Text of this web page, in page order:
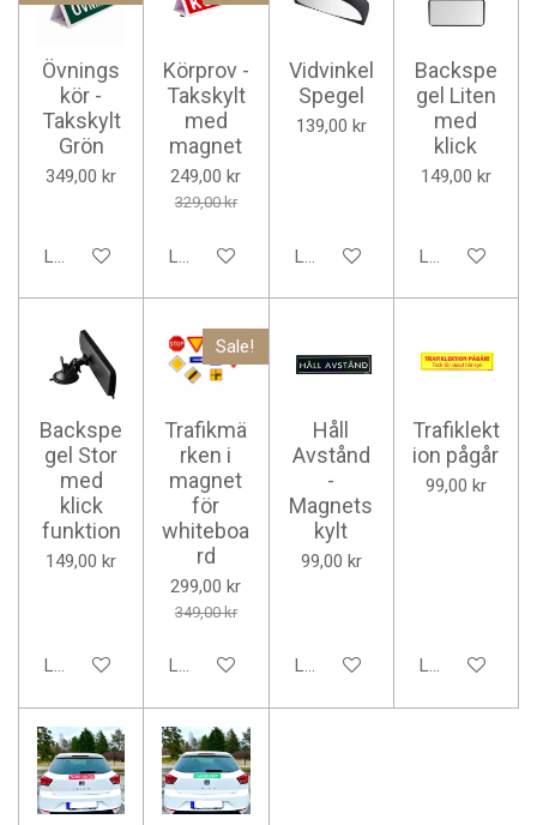
Övnings
kör -
Takskylt
Grön
349,00 kr
Lägg till i varukorg
Körprov -
Takskylt
med
magnet
249,00 kr
329,00 kr
Lägg till i varukorg
Vidvinkel
Spegel
139,00 kr
Lägg till i varukorg
Backspe
gel Liten
med
klick
149,00 kr
Lägg till i
Backspe
gel Stor
med
klick
funktion
149,00 kr
Lägg till i varukorg
Sale!
Trafikmä
rken i
magnet
för
whiteboa
rd
299,00 kr
349,00 kr
Lägg till i varukorg
Håll
Avstånd
-
Magnets
kylt
99,00 kr
Lägg till i varukorg
Trafiklekt
ion pågår
99,00 kr
Lägg till i